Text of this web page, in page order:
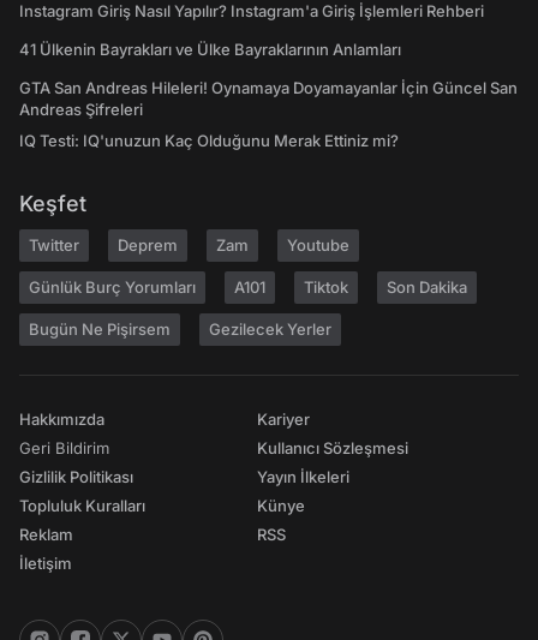
Instagram Giriş Nasıl Yapılır? Instagram'a Giriş İşlemleri Rehberi
41 Ülkenin Bayrakları ve Ülke Bayraklarının Anlamları
GTA San Andreas Hileleri! Oynamaya Doyamayanlar İçin Güncel San
Andreas Şifreleri
IQ Testi: IQ'unuzun Kaç Olduğunu Merak Ettiniz mi?
Keşfet
Twitter Deprem Zam Youtube
Günlük Burç Yorumları A101 Tiktok Son Dakika
Bugün Ne Pişirsem Gezilecek Yerler
Hakkımızda
Geri Bildirim
Gizlilik Politikası
Topluluk Kuralları
Reklam
İletişim
Kariyer
Kullanıcı Sözleşmesi
Yayın İlkeleri
Künye
RSS